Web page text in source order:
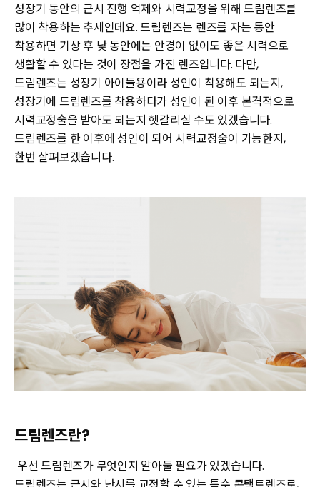
성장기 동안의 근시 진행 억제와 시력교정을 위해 드림렌즈를
많이 착용하는 추세인데요. 드림렌즈는 렌즈를 자는 동안
착용하면 기상 후 낮 동안에는 안경이 없이도 좋은 시력으로
생활할 수 있다는 것이 장점을 가진 렌즈입니다. 다만,
드림렌즈는 성장기 아이들용이라 성인이 착용해도 되는지,
성장기에 드림렌즈를 착용하다가 성인이 된 이후 본격적으로
시력교정술을 받아도 되는지 헷갈리실 수도 있겠습니다.
드림렌즈를 한 이후에 성인이 되어 시력교정술이 가능한지,
한번 살펴보겠습니다.
드림렌즈란?
우선 드림렌즈가 무엇인지 알아둘 필요가 있겠습니다.